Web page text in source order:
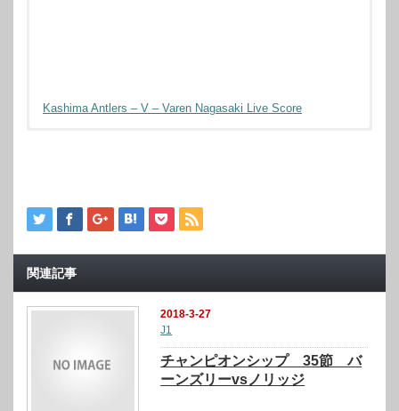
Kashima Antlers – V – Varen Nagasaki Live Score
関連記事
2018-3-27
J1
チャンピオンシップ 35節 バ
ーンズリーvsノリッジ